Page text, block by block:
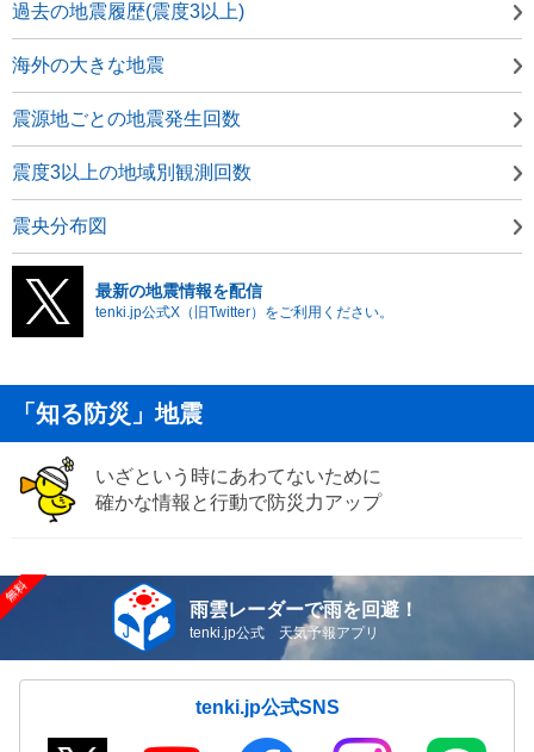
過去の地震履歴(震度3以上)
海外の大きな地震
震源地ごとの地震発生回数
震度3以上の地域別観測回数
震央分布図
最新の地震情報を配信
tenki.jp公式X（旧Twitter）をご利用ください。
「知る防災」地震
いざという時にあわてないために
確かな情報と行動で防災力アップ
雨雲レーダーで雨を回避！
tenki.jp公式 天気予報アプリ
tenki.jp公式SNS